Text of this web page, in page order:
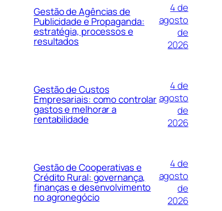
Gestão de Agências de
Publicidade e Propaganda:
estratégia, processos e
resultados
4 de
agosto
de
2026
Gestão de Custos
Empresariais: como controlar
gastos e melhorar a
rentabilidade
4 de
agosto
de
2026
Gestão de Cooperativas e
Crédito Rural: governança,
finanças e desenvolvimento
no agronegócio
4 de
agosto
de
2026